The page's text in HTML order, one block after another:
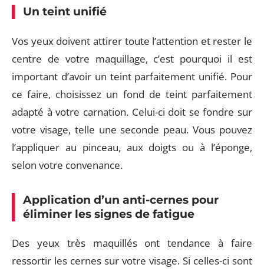
Un teint unifié
Vos yeux doivent attirer toute l’attention et rester le
centre de votre maquillage, c’est pourquoi il est
important d’avoir un teint parfaitement unifié. Pour
ce faire, choisissez un fond de teint parfaitement
adapté à votre carnation. Celui-ci doit se fondre sur
votre visage, telle une seconde peau. Vous pouvez
l’appliquer au pinceau, aux doigts ou à l’éponge,
selon votre convenance.
Application d’un anti-cernes pour
éliminer les signes de fatigue
Des yeux très maquillés ont tendance à faire
ressortir les cernes sur votre visage. Si celles-ci sont